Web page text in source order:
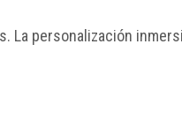
La personalización